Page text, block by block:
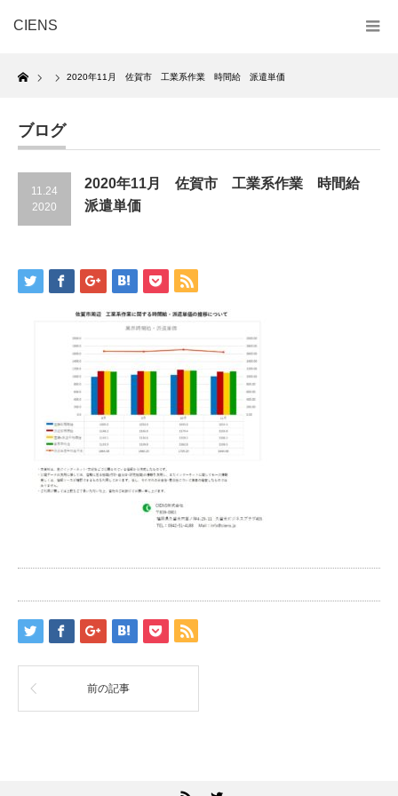
CIENS
Home
2020年11月 佐賀市 工業系作業 時間給 派遣単価
ブログ
11.24
2020
2020年11月 佐賀市 工業系作業 時間給
派遣単価
前の記事